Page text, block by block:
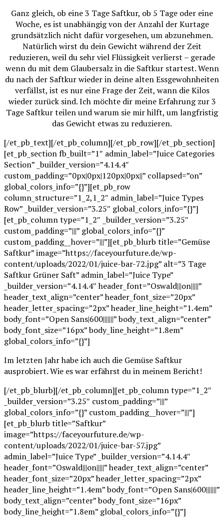
Ganz gleich, ob eine 3 Tage Saftkur, ob 5 Tage oder eine
Woche, es ist unabhängig von der Anzahl der Kurtage
grundsätzlich nicht dafür vorgesehen, um abzunehmen.
Natürlich wirst du dein Gewicht während der Zeit
reduzieren, weil du sehr viel Flüssigkeit verlierst – gerade
wenn du mit dem Glaubersalz in die Saftkur startest. Wenn
du nach der Saftkur wieder in deine alten Essgewohnheiten
verfällst, ist es nur eine Frage der Zeit, wann die Kilos
wieder zurück sind. Ich möchte dir meine Erfahrung zur 3
Tage Saftkur teilen und warum sie mir hilft, um langfristig
das Gewicht etwas zu reduzieren.
[/et_pb_text][/et_pb_column][/et_pb_row][/et_pb_section]
[et_pb_section fb_built=”1″ admin_label=”Juice Categories
Section” _builder_version=”4.14.4″
custom_padding=”0px|0px|120px|0px||” collapsed=”on”
global_colors_info=”{}”][et_pb_row
column_structure=”1_2,1_2″ admin_label=”Juice Types
Row” _builder_version=”3.25″ global_colors_info=”{}”]
[et_pb_column type=”1_2″ _builder_version=”3.25″
custom_padding=”|||” global_colors_info=”{}”
custom_padding__hover=”|||”][et_pb_blurb title=”Gemüse
Saftkur” image=”https://faceyourfuture.de/wp-
content/uploads/2022/01/juice-bar-72.jpg” alt=”3 Tage
Saftkur Grüner Saft” admin_label=”Juice Type”
_builder_version=”4.14.4″ header_font=”Oswald|||on|||||”
header_text_align=”center” header_font_size=”20px”
header_letter_spacing=”2px” header_line_height=”1.4em”
body_font=”Open Sans|600|||||||” body_text_align=”center”
body_font_size=”16px” body_line_height=”1.8em”
global_colors_info=”{}”]
Im letzten Jahr habe ich auch die Gemüse Saftkur
ausprobiert. Wie es war erfährst du in meinem Bericht!
[/et_pb_blurb][/et_pb_column][et_pb_column type=”1_2″
_builder_version=”3.25″ custom_padding=”|||”
global_colors_info=”{}” custom_padding__hover=”|||”]
[et_pb_blurb title=”Saftkur”
image=”https://faceyourfuture.de/wp-
content/uploads/2022/01/juice-bar-57.jpg”
admin_label=”Juice Type” _builder_version=”4.14.4″
header_font=”Oswald|||on|||||” header_text_align=”center”
header_font_size=”20px” header_letter_spacing=”2px”
header_line_height=”1.4em” body_font=”Open Sans|600|||||||”
body_text_align=”center” body_font_size=”16px”
body_line_height=”1.8em” global_colors_info=”{}”]